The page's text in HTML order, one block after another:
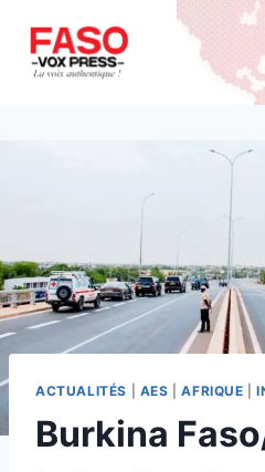
contenu
ACTUALITÉS AES |AFRIQUE |
Burkina